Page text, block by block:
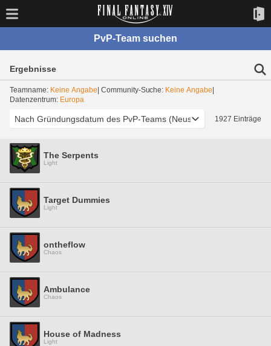
PvP-Team suchen
Ergebnisse
Teamname: Keine Angabe | Community-Suche: Keine Angabe
Datenzentrum: Europa
1927 Einträge
The Serpents
Light
Target Dummies
Light
ontheflow
Chaos
Ambulance
Chaos
House of Madness
Light